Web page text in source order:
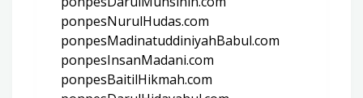
ponpesNurulHudas.com
ponpesMadinatuddiniyahBabul.com
ponpesInsanMadani.com
ponpesBaitilHikmah.com